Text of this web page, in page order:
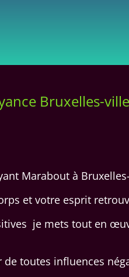
Bruxelles-
Marabout à
et votre esprit
je mets tout en
toutes influences